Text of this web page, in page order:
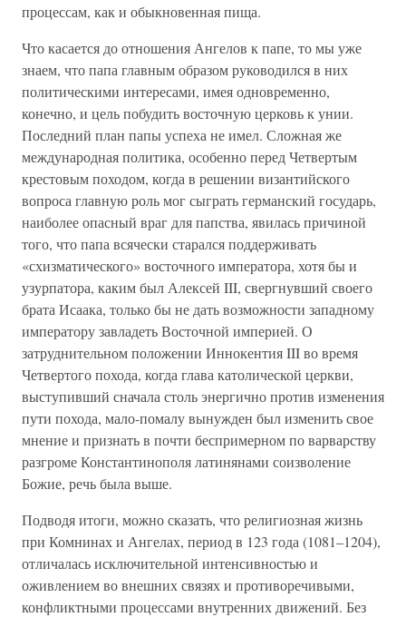
процессам, как и обыкновенная пища.
Что касается до отношения Ангелов к папе, то мы уже
знаем, что папа главным образом руководился в них
политическими интересами, имея одновременно,
конечно, и цель побудить восточную церковь к унии.
Последний план папы успеха не имел. Сложная же
международная политика, особенно перед Четвертым
крестовым походом, когда в решении византийского
вопроса главную роль мог сыграть германский государь,
наиболее опасный враг для папства, явилась причиной
того, что папа всячески старался поддерживать
«схизматического» восточного императора, хотя бы и
узурпатора, каким был Алексей III, свергнувший своего
брата Исаака, только бы не дать возможности западному
императору завладеть Восточной империей. О
затруднительном положении Иннокентия III во время
Четвертого похода, когда глава католической церкви,
выступивший сначала столь энергично против изменения
пути похода, мало-помалу вынужден был изменить свое
мнение и признать в почти беспримерном по варварству
разгроме Константинополя латинянами соизволение
Божие, речь была выше.
Подводя итоги, можно сказать, что религиозная жизнь
при Комнинах и Ангелах, период в 123 года (1081–1204),
отличалась исключительной интенсивностью и
оживлением во внешних связях и противоречивыми,
конфликтными процессами внутренних движений. Без